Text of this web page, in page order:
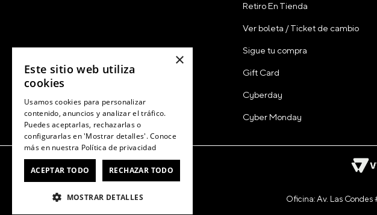
Retiro En Tienda
Ver boleta / Ticket de cambio
Sigue tu compra
Gift Card
Cyberday
Cyber Monday
Oficina: Av. Las
×
Este sitio web utiliza
cookies
Usamos cookies para personalizar
contenido, anuncios y analizar el tráfico.
Puedes aceptarlas, rechazarlas o
configurarlas en 'Mostrar detalles'. Conoce
más en nuestra Política de privacidad
ACEPTAR TODO RECHAZAR TODO
MOSTRAR DETALLES